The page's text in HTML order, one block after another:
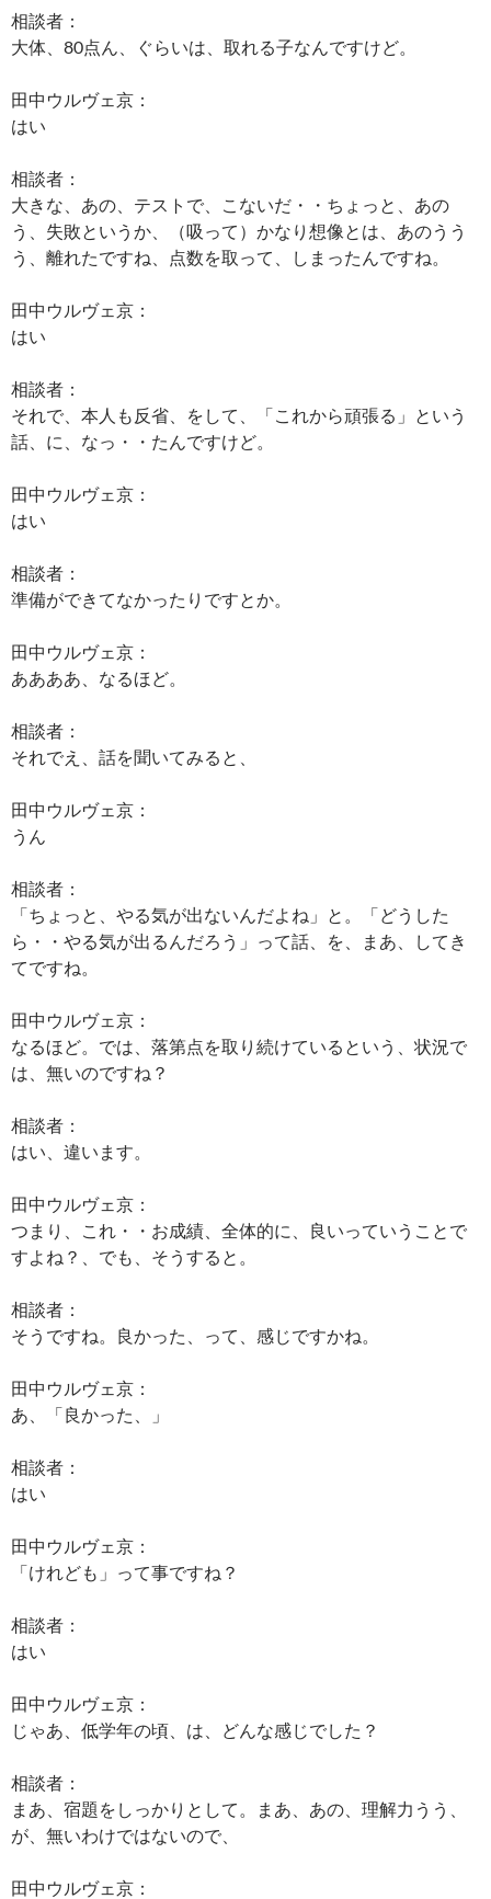
相談者：
大体、80点ん、ぐらいは、取れる子なんですけど。
田中ウルヴェ京：
はい
相談者：
大きな、あの、テストで、こないだ・・ちょっと、あの
う、失敗というか、（吸って）かなり想像とは、あのうう
う、離れたですね、点数を取って、しまったんですね。
田中ウルヴェ京：
はい
相談者：
それで、本人も反省、をして、「これから頑張る」という
話、に、なっ・・たんですけど。
田中ウルヴェ京：
はい
相談者：
準備ができてなかったりですとか。
田中ウルヴェ京：
ああああ、なるほど。
相談者：
それでえ、話を聞いてみると、
田中ウルヴェ京：
うん
相談者：
「ちょっと、やる気が出ないんだよね」と。「どうした
ら・・やる気が出るんだろう」って話、を、まあ、してき
てですね。
田中ウルヴェ京：
なるほど。では、落第点を取り続けているという、状況で
は、無いのですね？
相談者：
はい、違います。
田中ウルヴェ京：
つまり、これ・・お成績、全体的に、良いっていうことで
すよね？、でも、そうすると。
相談者：
そうですね。良かった、って、感じですかね。
田中ウルヴェ京：
あ、「良かった、」
相談者：
はい
田中ウルヴェ京：
「けれども」って事ですね？
相談者：
はい
田中ウルヴェ京：
じゃあ、低学年の頃、は、どんな感じでした？
相談者：
まあ、宿題をしっかりとして。まあ、あの、理解力うう、
が、無いわけではないので、
田中ウルヴェ京：